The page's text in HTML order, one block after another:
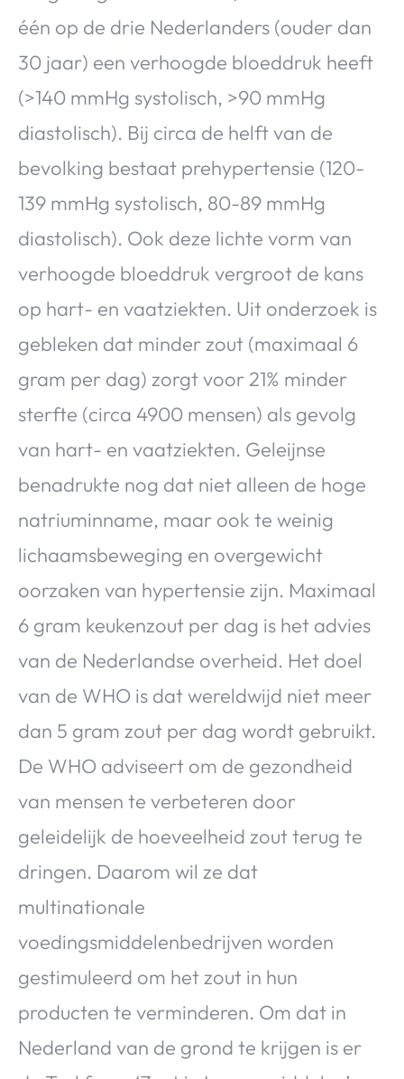
één op de drie Nederlanders (ouder dan
30 jaar) een verhoogde bloeddruk heeft
(>140 mmHg systolisch, >90 mmHg
diastolisch). Bij circa de helft van de
bevolking bestaat prehypertensie (120-
139 mmHg systolisch, 80-89 mmHg
diastolisch). Ook deze lichte vorm van
verhoogde bloeddruk vergroot de kans
op hart- en vaatziekten. Uit onderzoek is
gebleken dat minder zout (maximaal 6
gram per dag) zorgt voor 21% minder
sterfte (circa 4900 mensen) als gevolg
van hart- en vaatziekten. Geleijnse
benadrukte nog dat niet alleen de hoge
natriuminname, maar ook te weinig
lichaamsbeweging en overgewicht
oorzaken van hypertensie zijn. Maximaal
6 gram keukenzout per dag is het advies
van de Nederlandse overheid. Het doel
van de WHO is dat wereldwijd niet meer
dan 5 gram zout per dag wordt gebruikt.
De WHO adviseert om de gezondheid
van mensen te verbeteren door
geleidelijk de hoeveelheid zout terug te
dringen. Daarom wil ze dat
multinationale
voedingsmiddelenbedrijven worden
gestimuleerd om het zout in hun
producten te verminderen. Om dat in
Nederland van de grond te krijgen is er